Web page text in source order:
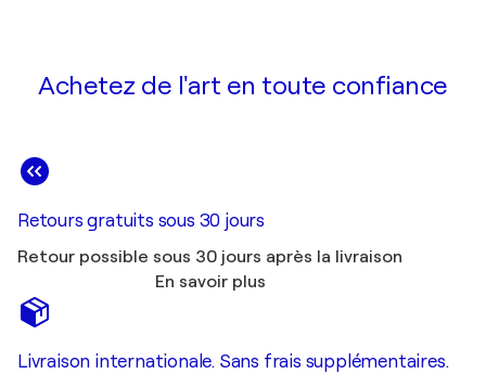
Achetez de l'art en toute confiance
Retours gratuits sous 30 jours
Retour possible sous 30 jours après la livraison
En savoir plus
Livraison internationale. Sans frais supplémentaires.